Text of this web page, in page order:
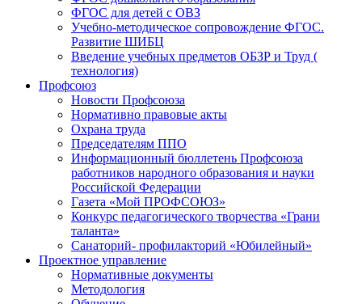
ФГОС для детей с ОВЗ
Учебно-методическое сопровождение ФГОС.
Развитие ШИБЦ
Введение учебных предметов ОБЗР и Труд (
технология)
Профсоюз
Новости Профсоюза
Нормативно правовые акты
Охрана труда
Председателям ППО
Информационный бюллетень Профсоюза
работников народного образования и науки
Российской Федерации
Газета «Мой ПРОФСОЮЗ»
Конкурс педагогического творчества «Грани
таланта»
Санаторий- профилакторий «Юбилейный»
Проектное управление
Нормативные документы
Методология